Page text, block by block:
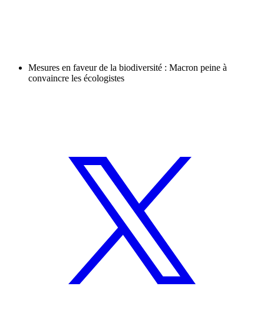
Mesures en faveur de la biodiversité : Macron peine à
convaincre les écologistes